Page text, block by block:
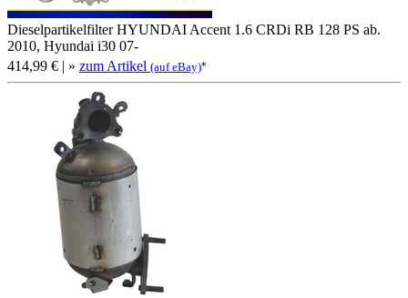
Dieselpartikelfilter HYUNDAI Accent 1.6 CRDi RB 128 PS ab.
2010, Hyundai i30 07-
414,99 € | » zum Artikel (auf eBay)*